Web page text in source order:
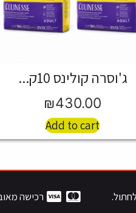
ג'וסרה קולינס 10ק...
₪430.00
Add to cart
רכישה